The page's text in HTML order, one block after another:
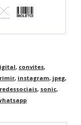
, convites,
, instagram, jpeg,
redessociais, sonic,